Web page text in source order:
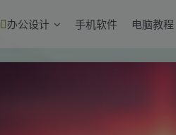
办公设计 手机软件 电脑教程